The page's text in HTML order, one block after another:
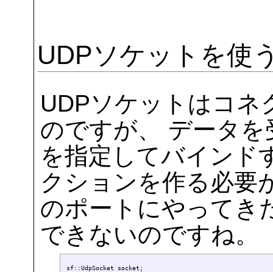
UDPソケットを使
UDPソケットはコネ
のですが、 データ
を指定してバインド
クションを作る必要
のポートにやってき
できないのですね。
sf::UdpSocket socket;